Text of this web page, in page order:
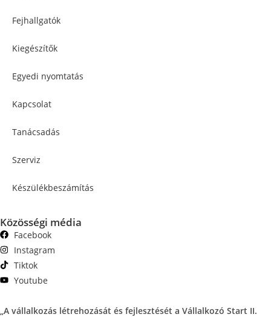
Fejhallgatók
Kiegészítők
Egyedi nyomtatás
Kapcsolat
Tanácsadás
Szerviz
Készülékbeszámítás
Közösségi média
Facebook
Instagram
Tiktok
Youtube
„A vállalkozás létrehozását és fejlesztését a Vállalkozó Start II.